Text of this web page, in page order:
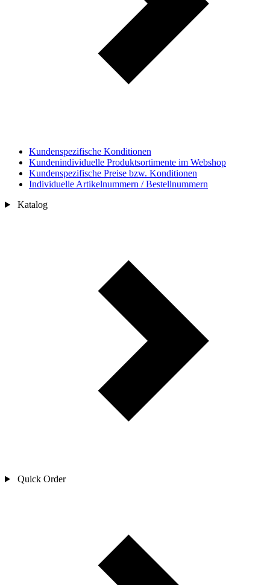
Kundenspezifische Konditionen
Kundenindividuelle Produktsortimente im Webshop
Kundenspezifische Preise bzw. Konditionen
Individuelle Artikelnummern / Bestellnummern
Katalog
Quick Order